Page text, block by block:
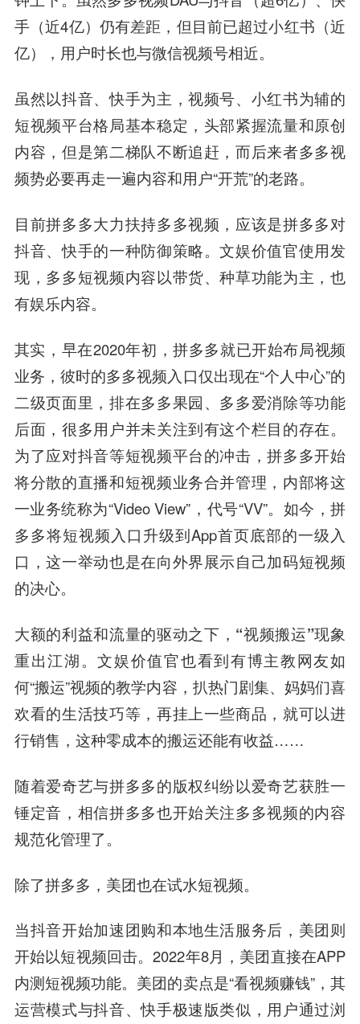
手（近4亿）仍有差距，但目前已超过小红书（近
亿），用户时长也与微信视频号相近。
虽然以抖音、快手为主，视频号、小红书为辅的
短视频平台格局基本稳定，头部紧握流量和原创
内容，但是第二梯队不断追赶，而后来者多多视
频势必要再走一遍内容和用户“开荒”的老路。
目前拼多多大力扶持多多视频，应该是拼多多对
抖音、快手的一种防御策略。文娱价值官使用发
现，多多短视频内容以带货、种草功能为主，也
有娱乐内容。
其实，早在2020年初，拼多多就已开始布局视频
业务，彼时的多多视频入口仅出现在“个人中心”的
二级页面里，排在多多果园、多多爱消除等功能
后面，很多用户并未关注到有这个栏目的存在。
为了应对抖音等短视频平台的冲击，拼多多开始
将分散的直播和短视频业务合并管理，内部将这
一业务统称为“Video View”，代号“VV”。如今，拼
多多将短视频入口升级到App首页底部的一级入
口，这一举动也是在向外界展示自己加码短视频
的决心。
大额的利益和流量的驱动之下，“视频搬运”现象
重出江湖。文娱价值官也看到有博主教网友如
何“搬运”视频的教学内容，扒热门剧集、妈妈们喜
欢看的生活技巧等，再挂上一些商品，就可以进
行销售，这种零成本的搬运还能有收益……
随着爱奇艺与拼多多的版权纠纷以爱奇艺获胜一
锤定音，相信拼多多也开始关注多多视频的内容
规范化管理了。
除了拼多多，美团也在试水短视频。
当抖音开始加速团购和本地生活服务后，美团则
开始以短视频回击。2022年8月，美团直接在APP
内测短视频功能。美团的卖点是“看视频赚钱”，其
运营模式与抖音、快手极速版类似，用户通过浏